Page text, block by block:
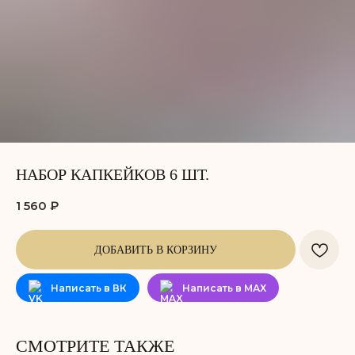
НАБОР КАПКЕЙКОВ 6 ШТ.
1 560 ₽
ДОБАВИТЬ В КОРЗИНУ
Написать в ВК Написать в МАХ
СМОТРИТЕ ТАКЖЕ